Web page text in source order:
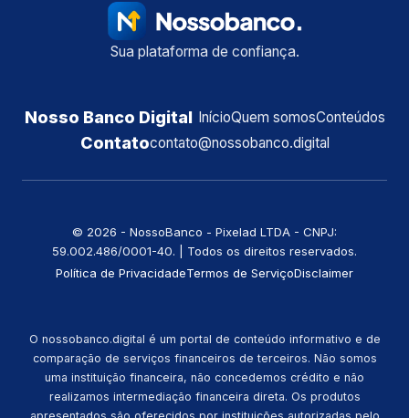
Sua plataforma de confiança.
Nosso Banco Digital InícioQuem somosConteúdos
Contatocontato@nossobanco.digital
©️ 2026 - NossoBanco - Pixelad LTDA - CNPJ:
59.002.486/0001-40. | Todos os direitos reservados.
Política de PrivacidadeTermos de ServiçoDisclaimer
O nossobanco.digital é um portal de conteúdo informativo e de
comparação de serviços financeiros de terceiros. Não somos
uma instituição financeira, não concedemos crédito e não
realizamos intermediação financeira direta. Os produtos